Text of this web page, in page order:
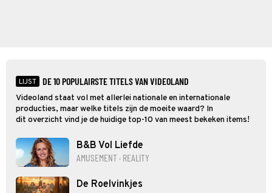
LIJST DE 10 POPULAIRSTE TITELS VAN VIDEOLAND
Videoland staat vol met allerlei nationale en internationale
producties, maar welke titels zijn de moeite waard? In
dit overzicht vind je de huidige top-10 van meest bekeken items!
B&B Vol Liefde
AMUSEMENT · REALITY
De Roelvinkjes